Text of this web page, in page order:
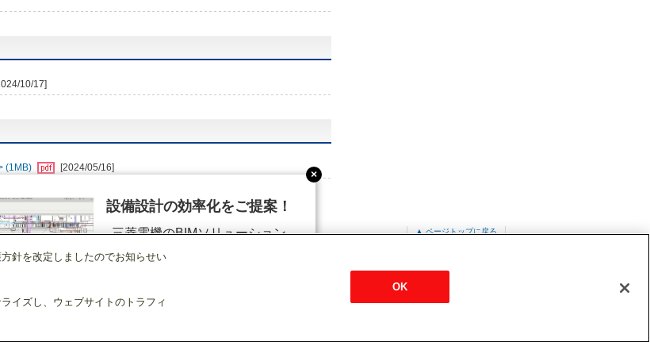
10/17]
(1MB) [2024/05/16]
▲ ページトップに戻る
設備設計の効率化をご提案！
三菱電機のBIMソリューション
（空調.換気.照明）
針を改定しましたのでお知らせい
イズし、ウェブサイトのトラフィ
OK